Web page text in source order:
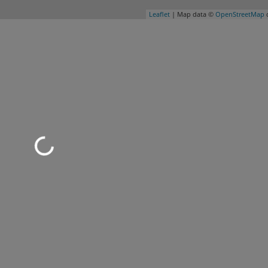
Leaflet | Map data © OpenStreetMap
geladen …